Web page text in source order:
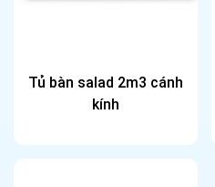
Tủ bàn salad 2m3 cánh
kính